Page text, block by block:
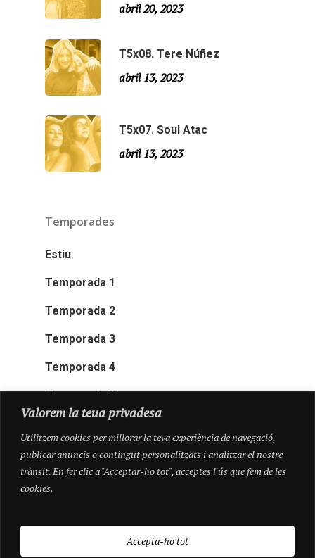
Valorem la teua privadesa
Utilitzem cookies per millorar la teva experiència de navegació,
publicar anuncis o contingut personalitzats i analitzar el nostre
trànsit. En fer clic a "Acceptar-ho tot", acceptes l'ús que fem de les
cookies.
Accepta-ho tot
abril 20, 2023
T5x08. Tere Núñez
abril 13, 2023
T5x07. Soul Atac
abril 13, 2023
Temporades
Estiu
Temporada 1
Temporada 2
Temporada 3
Temporada 4
Temporada 5
Temporada 2